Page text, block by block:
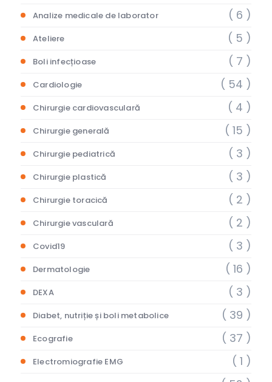
Analize medicale de laborator ( 6 )
Ateliere ( 5 )
Boli infecțioase ( 7 )
Cardiologie ( 54 )
Chirurgie cardiovasculară ( 4 )
Chirurgie generală ( 15 )
Chirurgie pediatrică ( 3 )
Chirurgie plastică ( 3 )
Chirurgie toracică ( 2 )
Chirurgie vasculară ( 2 )
Covid19 ( 3 )
Dermatologie ( 16 )
DEXA ( 3 )
Diabet, nutriție și boli metabolice ( 39 )
Ecografie ( 37 )
Electromiografie EMG ( 1 )